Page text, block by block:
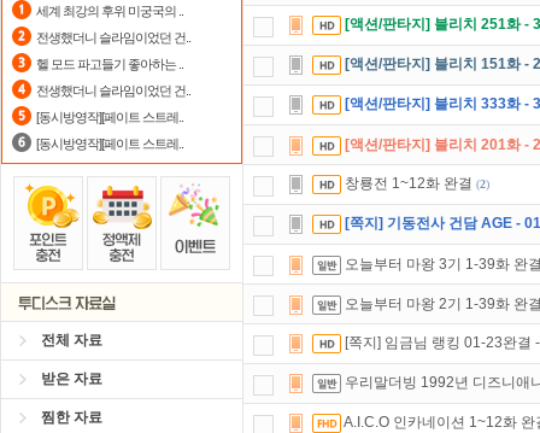
세계 최강의 후위 미궁국의 ..
전생했더니 슬라임이었던 건..
헬 모드 파고들기 좋아하는 ..
전생했더니 슬라임이었던 건..
[동시방영작][페이트 스트레..
[동시방영작][페이트 스트레..
전체 자료
받은 자료
찜한 자료
자녀보호기능으로 가족과 함께 투디
스마트TV로 투디스크영화,드라마,
[액션/판타지] 블리치 251화 -
[액션/판타지] 블리치 151화 -
[액션/판타지] 블리치 333화 -
[액션/판타지] 블리치 201화 -
창룡전 1~12화 완결 (2)
[쪽지] 기동전사 건담 AGE -
오늘부터 마왕 3기 1-39화 완
오늘부터 마왕 2기 1-39화 완
[쪽지] 임금님 랭킹 01-23완결
우리말더빙 1992년 디즈니애
A.I.C.O 인카네이션 1~12화 완